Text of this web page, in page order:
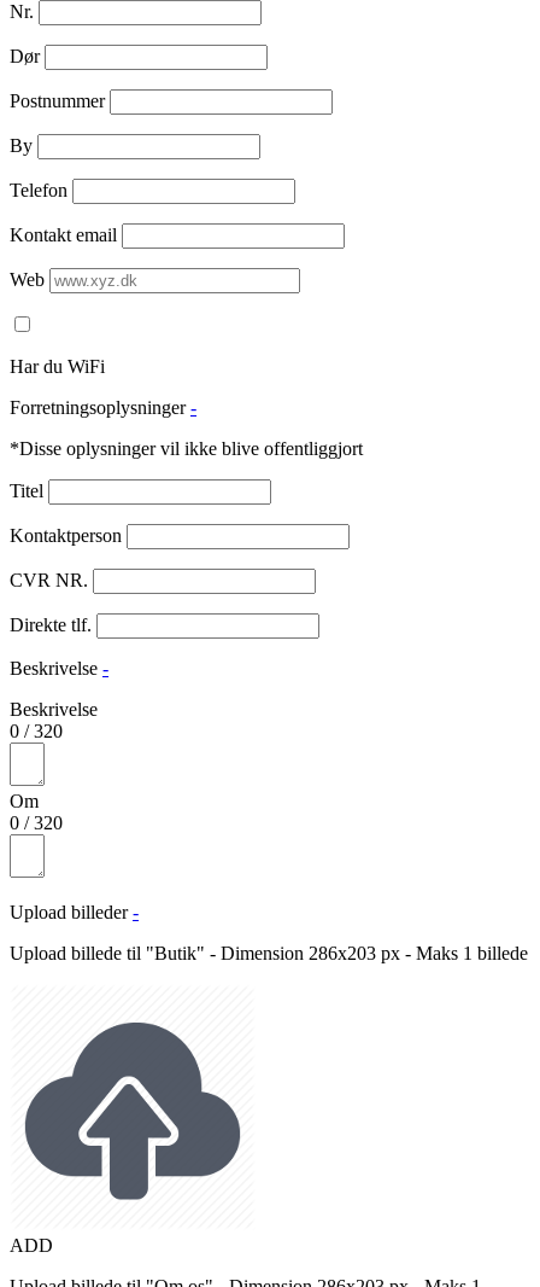
Nr.
Dør
Postnummer
By
Telefon
Kontakt email
Web
Har du WiFi
Forretningsoplysninger -
*Disse oplysninger vil ikke blive offentliggjort
Titel
Kontaktperson
CVR NR.
Direkte tlf.
Beskrivelse -
Beskrivelse
0 /320
Om
0 /320
Upload billeder -
Upload billede til "Butik" - Dimension 286x203 px - Maks 1 billede
ADD